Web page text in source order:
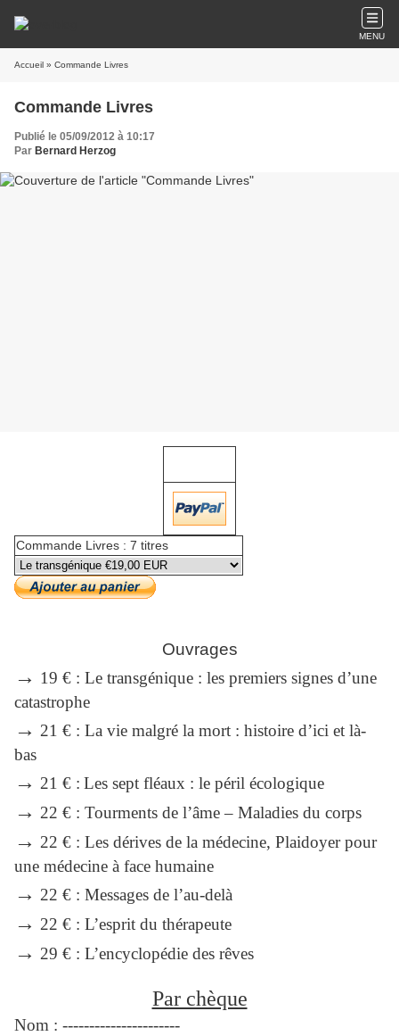
MENU
Accueil » Commande Livres
Commande Livres
Publié le 05/09/2012 à 10:17
Par Bernard Herzog
Commande Livres : 7 titres
Ouvrages
→ 19 € : Le transgénique : les premiers signes d’une
catastrophe
→ 21 € : La vie malgré la mort : histoire d’ici et là-
bas
→ 21 € : Les sept fléaux : le péril écologique
→ 22 € : Tourments de l’âme – Maladies du corps
→ 22 € : Les dérives de la médecine, Plaidoyer pour
une médecine à face humaine
→ 22 € : Messages de l’au-delà
→ 22 € : L’esprit du thérapeute
→ 29 € : L’encyclopédie des rêves
Par chèque
Nom : ----------------------